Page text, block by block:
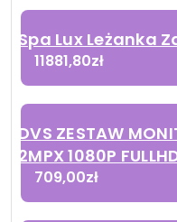
Spa Lux Leżanka
11881,80zł
DVS ZESTAW
2MPX 1080P
709,00zł